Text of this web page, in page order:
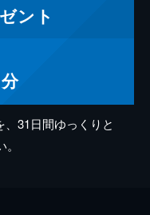
ント
31日間ゆっくりと